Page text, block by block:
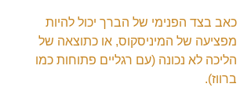
כאב בצד הפנימי של הברך יכול להיות
מפציעה של המיניסקוס, או כתוצאה של
הליכה לא נכונה (עם רגליים פתוחות כמו
ברווז).